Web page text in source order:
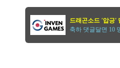
드래곤소드 '압긍'
축하 댓글달면 10